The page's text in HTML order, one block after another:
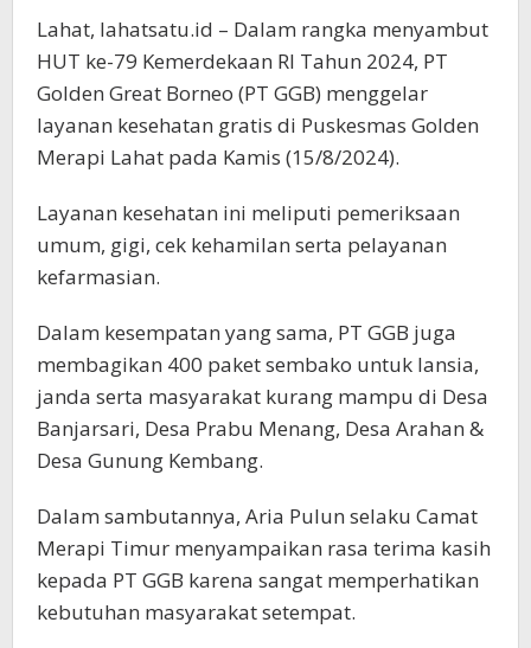
Lahat, lahatsatu.id – Dalam rangka menyambut
HUT ke-79 Kemerdekaan RI Tahun 2024, PT
Golden Great Borneo (PT GGB) menggelar
layanan kesehatan gratis di Puskesmas Golden
Merapi Lahat pada Kamis (15/8/2024).
Layanan kesehatan ini meliputi pemeriksaan
umum, gigi, cek kehamilan serta pelayanan
kefarmasian.
Dalam kesempatan yang sama, PT GGB juga
membagikan 400 paket sembako untuk lansia,
janda serta masyarakat kurang mampu di Desa
Banjarsari, Desa Prabu Menang, Desa Arahan &
Desa Gunung Kembang.
Dalam sambutannya, Aria Pulun selaku Camat
Merapi Timur menyampaikan rasa terima kasih
kepada PT GGB karena sangat memperhatikan
kebutuhan masyarakat setempat.